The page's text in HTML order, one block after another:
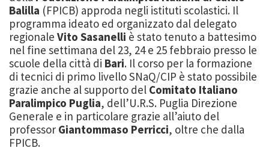
Balilla (FPICB) approda negli istituti scolastici. Il
programma ideato ed organizzato dal delegato
regionale Vito Sasanelli è stato tenuto a battesimo
nel fine settimana del 23, 24 e 25 febbraio presso le
scuole della città di Bari. Il corso per la formazione
di tecnici di primo livello SNaQ/CIP è stato possibile
grazie anche al supporto del Comitato Italiano
Paralimpico Puglia, dell’U.R.S. Puglia Direzione
Generale e in particolare grazie all’aiuto del
professor Giantommaso Perricci, oltre che dalla
FPICB.